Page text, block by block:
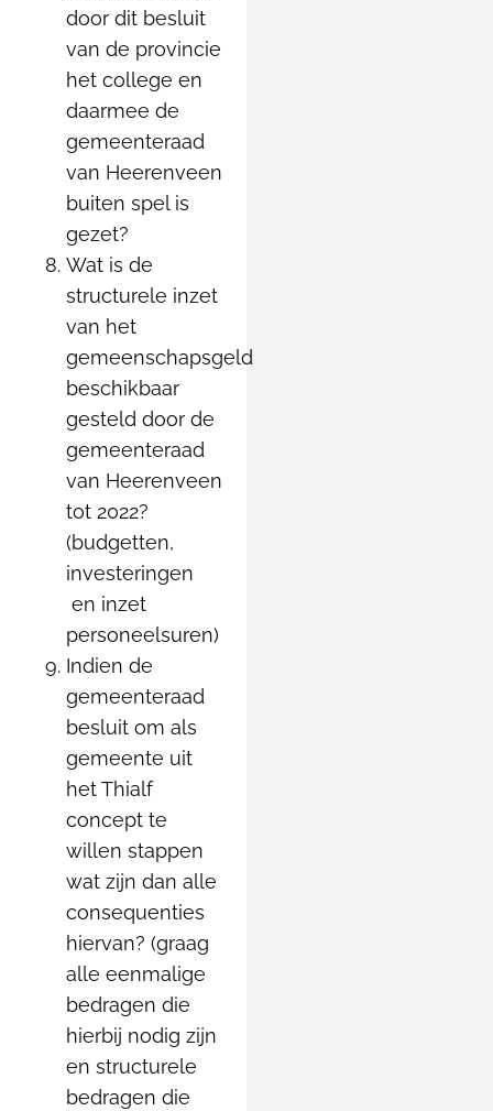
door dit besluit
van de provincie
het college en
daarmee de
gemeenteraad
van Heerenveen
buiten spel is
gezet?
Wat is de
structurele inzet
van het
gemeenschapsgeld
beschikbaar
gesteld door de
gemeenteraad
van Heerenveen
tot 2022?
(budgetten,
investeringen
en inzet
personeelsuren)
Indien de
gemeenteraad
besluit om als
gemeente uit
het Thialf
concept te
willen stappen
wat zijn dan alle
consequenties
hiervan? (graag
alle eenmalige
bedragen die
hierbij nodig zijn
en structurele
bedragen die